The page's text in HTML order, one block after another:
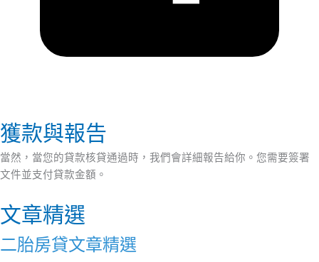
獲款與報告
當然，當您的貸款核貸通過時，我們會詳細報告給你。您需要簽署
文件並支付貸款金額。
文章精選
二胎房貸文章精選